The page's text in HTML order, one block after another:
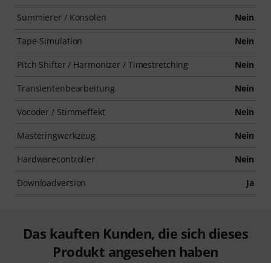
Summierer / Konsolen Nein
Tape-Simulation Nein
Pitch Shifter / Harmonizer / Timestretching Nein
Transientenbearbeitung Nein
Vocoder / Stimmeffekt Nein
Masteringwerkzeug Nein
Hardwarecontroller Nein
Downloadversion Ja
Das kauften Kunden, die sich dieses
Produkt angesehen haben